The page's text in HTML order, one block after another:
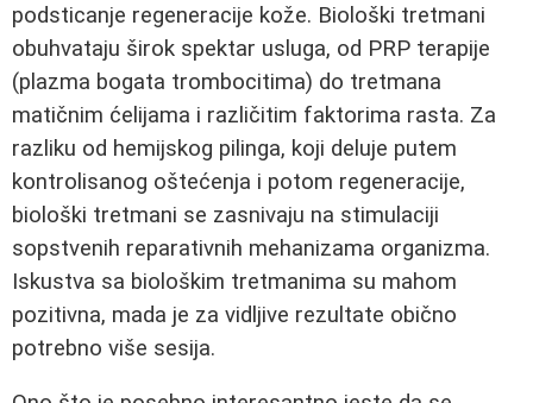
podsticanje regeneracije kože. Biološki tretmani
obuhvataju širok spektar usluga, od PRP terapije
(plazma bogata trombocitima) do tretmana
matičnim ćelijama i različitim faktorima rasta. Za
razliku od hemijskog pilinga, koji deluje putem
kontrolisanog oštećenja i potom regeneracije,
biološki tretmani se zasnivaju na stimulaciji
sopstvenih reparativnih mehanizama organizma.
Iskustva sa biološkim tretmanima su mahom
pozitivna, mada je za vidljive rezultate obično
potrebno više sesija.